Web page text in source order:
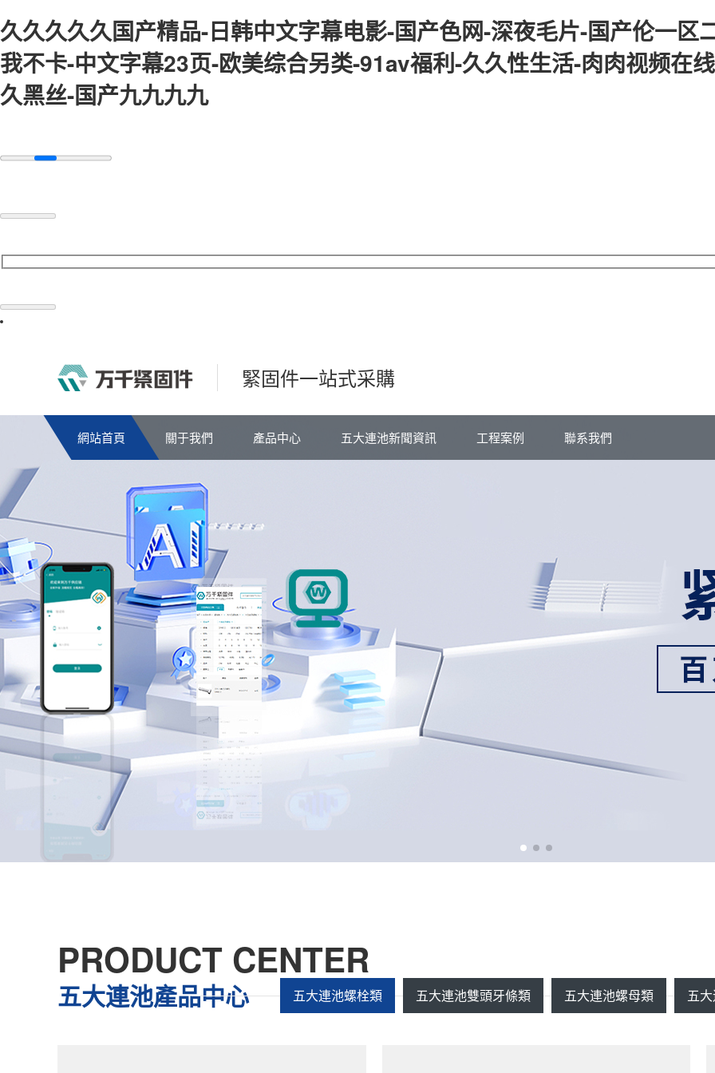
久久久久久国产精品-日韩中文字幕电影-国产色网-深夜毛片-国产伦一区
我不卡-中文字幕23页-欧美综合另类-91av福利-久久性生活-肉肉视频在
久黑丝-国产九九九九
緊固件一站式采購
網站首頁 關于我們 產品中心 五大連池新聞資訊 工程案例 聯系我們
PRODUCT CENTER
五大連池產品中心 五大連池螺栓類 五大連池雙頭牙條類 五大連池螺母類 五